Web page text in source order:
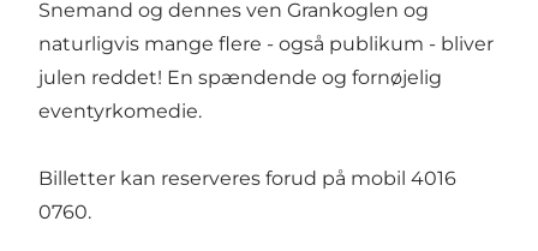
Snemand og dennes ven Grankoglen og
naturligvis mange flere - også publikum - bliver
julen reddet! En spændende og fornøjelig
eventyrkomedie.
Billetter kan reserveres forud på mobil 4016
0760.